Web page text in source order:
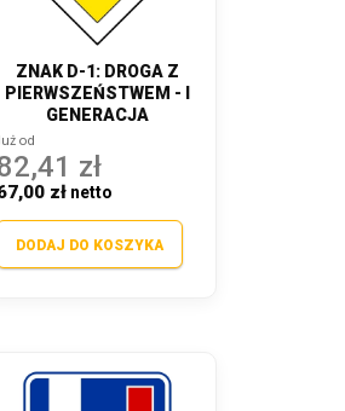
ZNAK D-1: DROGA Z
PIERWSZEŃSTWEM - I
GENERACJA
od
zł
zł
DODAJ DO KOSZYKA